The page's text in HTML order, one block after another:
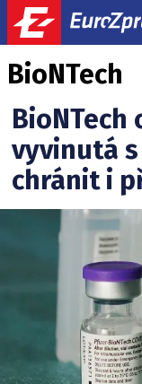
BioNTech
BioNTech
vyvinutá
chránit i